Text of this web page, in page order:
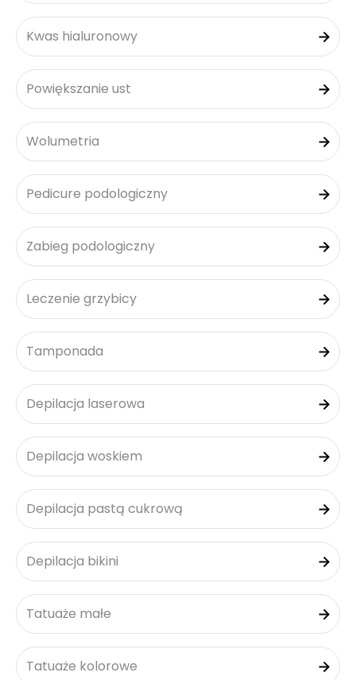
Kwas hialuronowy
Powiększanie ust
Wolumetria
Pedicure podologiczny
Zabieg podologiczny
Leczenie grzybicy
Tamponada
Depilacja laserowa
Depilacja woskiem
Depilacja pastą cukrową
Depilacja bikini
Tatuaże małe
Tatuaże kolorowe